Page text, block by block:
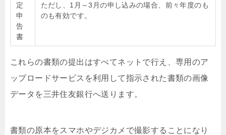
定
申
告
書
ただし、1月～3月の申し込みの場合、前々年度のも
のも有効です。
これらの書類の提出はすべてネットで行え、専用のア
ップロードサービスを利用して指示された書類の画像
データを三井住友銀行へ送ります。
書類の原本をスマホやデジカメで撮影することになり